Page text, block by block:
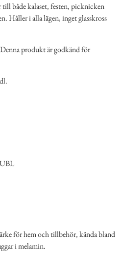
till både kalaset, festen, picknicken
Håller i alla lägen, inget glasskross
produkt är godkänd för
för hem och tillbehör, kända bland
i melamin.